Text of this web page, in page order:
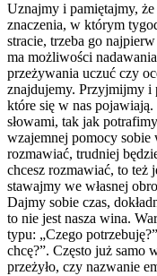
Uznajmy i pamiętajmy, że
znaczenia, w którym
stracie, trzeba go
ma możliwości
przeżywania uczuć czy
znajdujemy. Przyjmijmy i
które się w nas
słowami, tak jak
wzajemnej pomocy sobie
rozmawiać, trudniej
chcesz rozmawiać, to też
stawajmy we własnej
Dajmy sobie czas,
to nie jest nasza wina.
typu: „Czego
chcę?”. Często już samo
przeżyło, czy nazwanie